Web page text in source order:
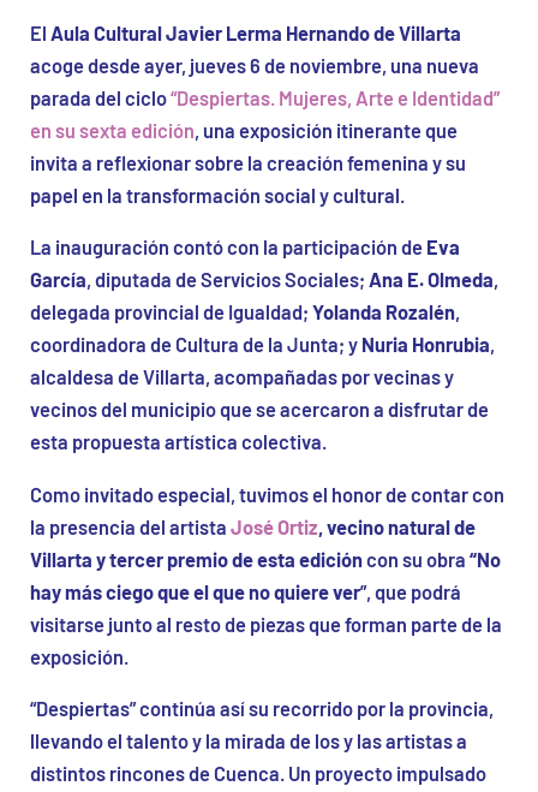
El Aula Cultural Javier Lerma Hernando de Villarta
acoge desde ayer, jueves 6 de noviembre, una nueva
parada del ciclo“Despiertas. Mujeres, Arte e Identidad”
en su sexta edición , una exposición itinerante que
invita a reflexionar sobre la creación femenina y su
papel en la transformación social y cultural.
La inauguración contó con la participación de Eva
García, diputada de Servicios Sociales;Ana E. Olmeda,
delegada provincial de Igualdad;Yolanda Rozalén,
coordinadora de Cultura de la Junta; y Nuria Honrubia,
alcaldesa de Villarta, acompañadas por vecinas y
vecinos del municipio que se acercaron a disfrutar de
esta propuesta artística colectiva.
Como invitado especial, tuvimos el honor de contar con
la presencia del artistaJosé Ortiz , vecino natural de
Villarta y tercer premio de esta edicióncon su obra“No
hay más ciego que el que no quiere ver”, que podrá
visitarse junto al resto de piezas que forman parte de la
exposición.
“Despiertas” continúa así su recorrido por la provincia,
llevando el talento y la mirada de los y las artistas a
distintos rincones de Cuenca. Un proyecto impulsado